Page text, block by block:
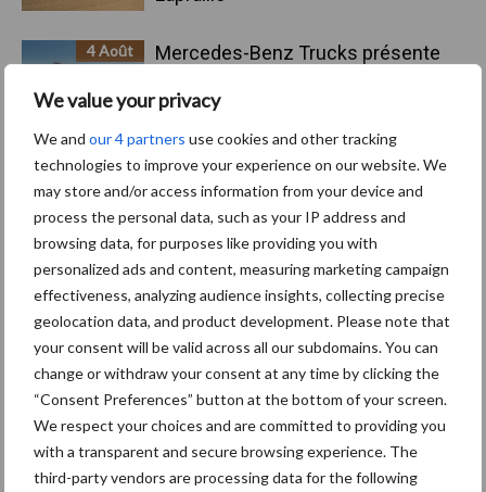
We value your privacy
We and our 4 partners use cookies and other tracking
technologies to improve your experience on our website. We
may store and/or access information from your device and
process the personal data, such as your IP address and
browsing data, for purposes like providing you with
personalized ads and content, measuring marketing campaign
effectiveness, analyzing audience insights, collecting precise
geolocation data, and product development. Please note that
your consent will be valid across all our subdomains. You can
change or withdraw your consent at any time by clicking the
“Consent Preferences” button at the bottom of your screen.
We respect your choices and are committed to providing you
with a transparent and secure browsing experience. The
third-party vendors are processing data for the following
4 Août
Mercedes-Benz Trucks présente
opérations sur chantiers
3 Août
Le Strator, un nouveau camion à
capot pour le marché européen
3 Août
Pöttinger lance le Top V 6520 C, un
nouvel andaineur porté deux
toupies
En savoir plus